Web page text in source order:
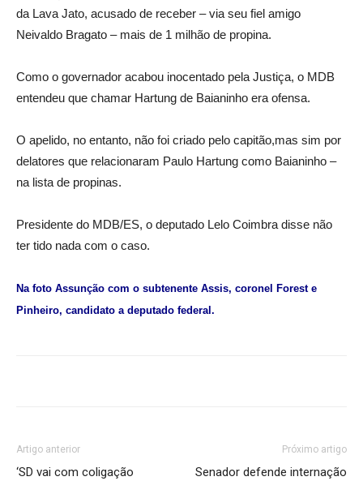
da Lava Jato, acusado de receber – via seu fiel amigo
Neivaldo Bragato – mais de 1 milhão de propina.
Como o governador acabou inocentado pela Justiça, o MDB
entendeu que chamar Hartung de Baianinho era ofensa.
O apelido, no entanto, não foi criado pelo capitão,mas sim por
delatores que relacionaram Paulo Hartung como Baianinho –
na lista de propinas.
Presidente do MDB/ES, o deputado Lelo Coimbra disse não
ter tido nada com o caso.
Na foto Assunção com o subtenente Assis, coronel Forest e
Pinheiro, candidato a deputado federal.
Artigo anterior
‘SD vai com coligação
Próximo artigo
Senador defende internação